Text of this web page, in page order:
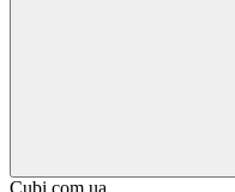
Cubi.com.ua